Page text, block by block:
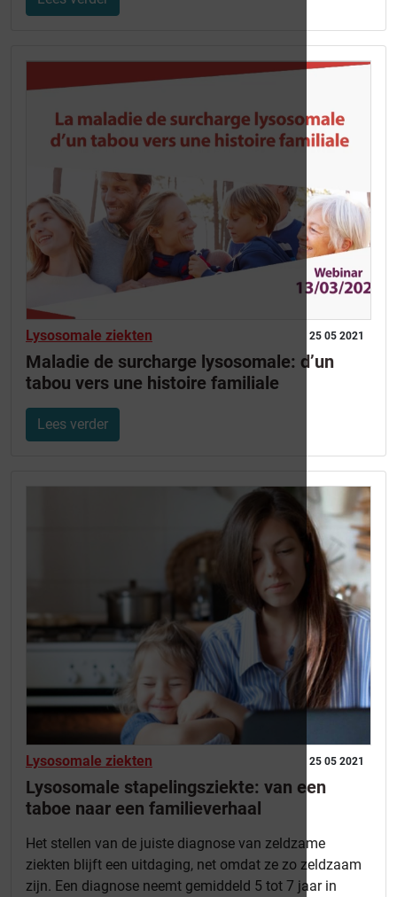
25 05 2021
Lysosomale ziekten
Maladie de surcharge lysosomale: d’un
tabou vers une histoire familiale
Lees verder
25 05 2021
Lysosomale ziekten
Lysosomale stapelingsziekte: van een
taboe naar een familieverhaal
Het stellen van de juiste diagnose van zeldzame
ziekten blijft een uitdaging, net omdat ze zo zeldzaam
zijn. Een diagnose neemt gemiddeld 5 tot 7 jaar in